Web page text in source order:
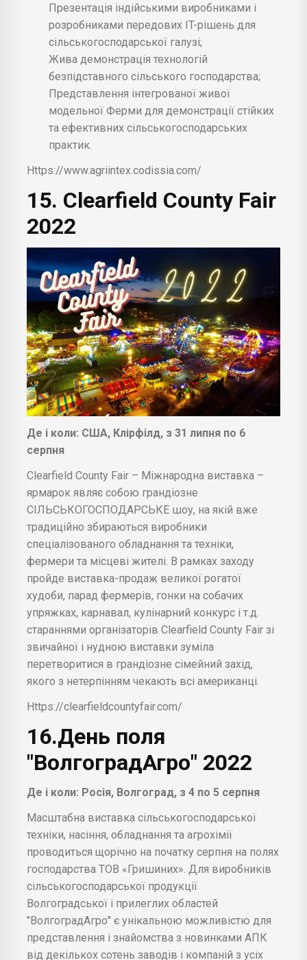
Презентація індійськими виробниками і
розробниками передових IT-рішень для
сільськогосподарської галузі;
Жива демонстрація технологій
безпідставного сільського господарства;
Представлення інтегрованої живої
модельної Ферми для демонстрації стійких
та ефективних сільськогосподарських
практик.
Https://www.agriintex.codissia.com/
15. Clearfield County Fair
2022
Де і коли: США, Клірфілд, з 31 липня по 6
серпня
Clearfield County Fair – Міжнародна виставка –
ярмарок являє собою грандіозне
СІЛЬСЬКОГОСПОДАРСЬКЕ шоу, на якій вже
традиційно збираються виробники
спеціалізованого обладнання та техніки,
фермери та місцеві жителі. В рамках заходу
пройде виставка-продаж великої рогатої
худоби, парад фермерів, гонки на собачих
упряжках, карнавал, кулінарний конкурс і т.д.
стараннями організаторів Clearfield County Fair зі
звичайної і нудною виставки зуміла
перетворитися в грандіозне сімейний захід,
якого з нетерпінням чекають всі американці.
Https://clearfieldcountyfair.com/
16.День поля
"ВолгоградАгро" 2022
Де і коли: Росія, Волгоград, з 4 по 5 серпня
Масштабна виставка сільськогосподарської
техніки, насіння, обладнання та агрохімії
проводиться щорічно на початку серпня на полях
господарства ТОВ «Гришиних». Для виробників
сільськогосподарської продукції
Волгоградської і прилеглих областей
"ВолгоградАгро" є унікальною можливістю для
представлення і знайомства з новинками АПК
від декількох сотень заводів і компаній з усіх